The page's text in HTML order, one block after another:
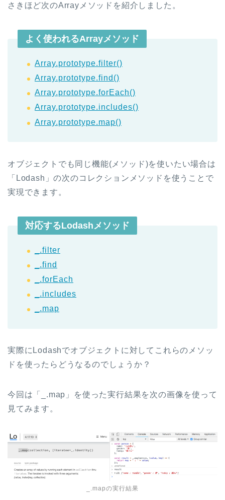
さきほど次のArrayメソッドを紹介しました。
よく使われるArrayメソッド
Array.prototype.filter()
Array.prototype.find()
Array.prototype.forEach()
Array.prototype.includes()
Array.prototype.map()
オブジェクトでも同じ機能(メソッド)を使いたい場合は
「Lodash」の次のコレクションメソッドを使うことで
実現できます。
対応するLodashメソッド
_.filter
_.find
_.forEach
_.includes
_.map
実際にLodashでオブジェクトに対してこれらのメソッ
ドを使ったらどうなるのでしょうか？
今回は「_.map」を使った実行結果を次の画像を使って
見てみます。
_.mapの実行結果